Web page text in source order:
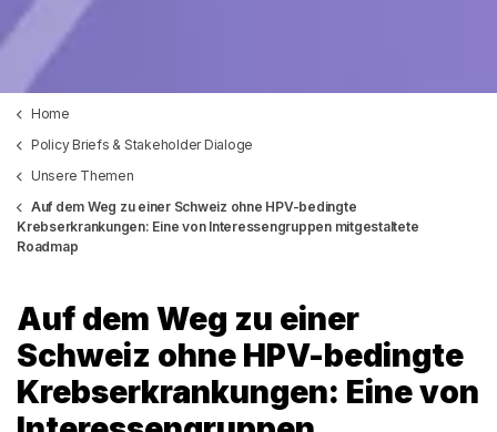
Home
Policy Briefs & Stakeholder Dialoge
Unsere Themen
Auf dem Weg zu einer Schweiz ohne HPV-bedingte
Krebserkrankungen: Eine von Interessengruppen mitgestaltete
Roadmap
Auf dem Weg zu einer
Schweiz ohne HPV-bedingte
Krebserkrankungen: Eine von